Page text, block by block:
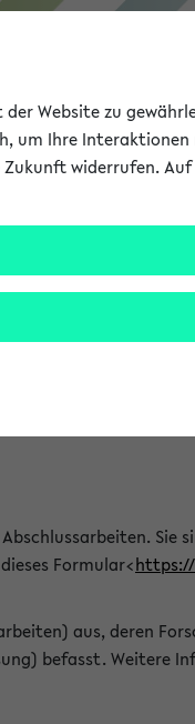
Sie
Formular<
aus, deren
befasst. Weitere
Website zu
um Ihre
widerrufen. Auf